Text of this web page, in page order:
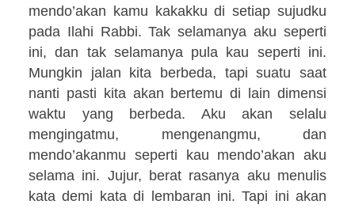
mendo’akan kamu kakakku di setiap sujudku
pada Ilahi Rabbi. Tak selamanya aku seperti
ini, dan tak selamanya pula kau seperti ini.
Mungkin jalan kita berbeda, tapi suatu saat
nanti pasti kita akan bertemu di lain dimensi
waktu yang berbeda. Aku akan selalu
mengingatmu, mengenangmu, dan
mendo’akanmu seperti kau mendo’akan aku
selama ini. Jujur, berat rasanya aku menulis
kata demi kata di lembaran ini. Tapi ini akan